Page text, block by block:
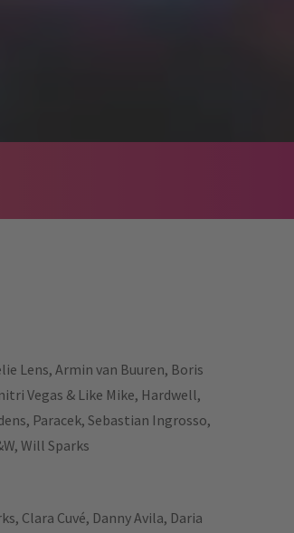
Lens, Armin van Buuren, Boris
Vegas & Like Mike, Hardwell,
Paracek, Sebastian Ingrosso,
Will Sparks
Clara Cuvé, Danny Avila, Daria